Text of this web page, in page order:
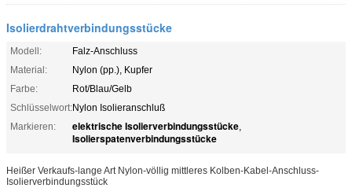
Isolierdrahtverbindungsstücke
Modell:
Falz-Anschluss
Material:
Nylon (pp.), Kupfer
Farbe:
Rot/Blau/Gelb
Schlüsselwort:Nylon Isolieranschluß
Markieren:
elektrische Isolierverbindungsstücke,
Isolierspatenverbindungsstücke
Heißer Verkaufs-lange Art Nylon-völlig mittleres Kolben-Kabel-Anschluss-
Isolierverbindungsstück